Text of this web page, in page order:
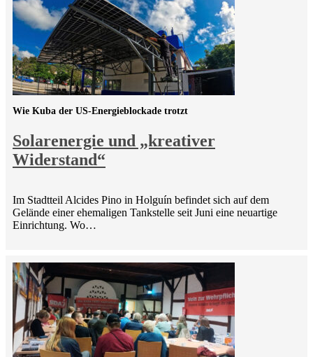
Solarenergie und „kreativer
Widerstand“
Wie Kuba der US-Energieblockade trotzt
Im Stadtteil Alcides Pino in Holguín befindet sich auf dem
Gelände einer ehemaligen Tankstelle seit Juni eine neuartige
Einrichtung. Wo…